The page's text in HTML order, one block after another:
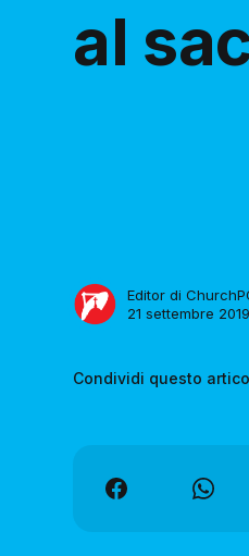
al
Editor di
21 settembre
Condividi questo